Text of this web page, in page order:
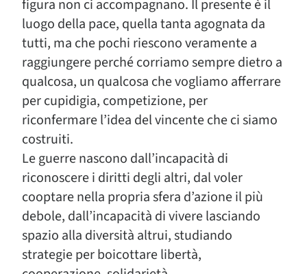
figura non ci accompagnano. Il presente è il
luogo della pace, quella tanta agognata da
tutti, ma che pochi riescono veramente a
raggiungere perché corriamo sempre dietro a
qualcosa, un qualcosa che vogliamo afferrare
per cupidigia, competizione, per
riconfermare l’idea del vincente che ci siamo
costruiti.
Le guerre nascono dall’incapacità di
riconoscere i diritti degli altri, dal voler
cooptare nella propria sfera d’azione il più
debole, dall’incapacità di vivere lasciando
spazio alla diversità altrui, studiando
strategie per boicottare libertà,